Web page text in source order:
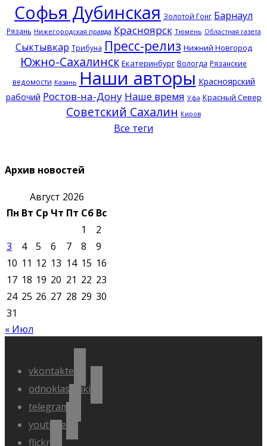
Софья Дубинская Золотой Гонг Барнаул
Рязань Нижегородская правда Красноярск Тюмень Областная газета
Сыктывкар Трибуна Пресс-релиз Нижний Новгород
Южно-Сахалинск Екатеринбург Вологда Рязанские
ведомости Казань Наши авторы Красноярский
рабочий Ростов-на-Дону Наше время Уфа Красный Север
Советский Сахалин Киров
Все теги
Архив новостей
Август 2026
Пн Вт Ср Чт Пт Сб Вс
1
2
3
4 5 6 7 8
9
10 11 12 13 14 15 16
17 18 19 20 21 22 23
24 25 26 27 28 29 30
31
« Июл
vkontakte
odnoklassniki
telegram
youtube
flickr